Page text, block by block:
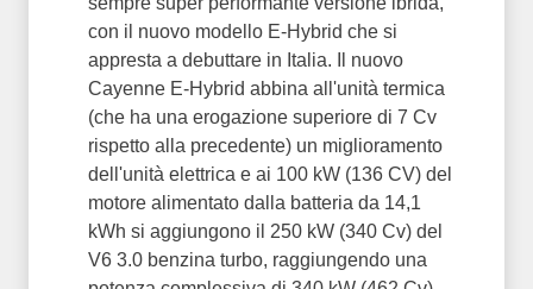
con il nuovo modello E-Hybrid che si
appresta a debuttare in Italia. Il nuovo
Cayenne E-Hybrid abbina all'unità termica
(che ha una erogazione superiore di 7 Cv
rispetto alla precedente) un miglioramento
dell'unità elettrica e ai 100 kW (136 CV) del
motore alimentato dalla batteria da 14,1
kWh si aggiungono il 250 kW (340 Cv) del
V6 3.0 benzina turbo, raggiungendo una